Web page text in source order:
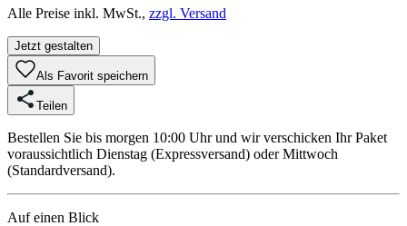
Alle Preise inkl. MwSt., zzgl. Versand
Jetzt gestalten
Als Favorit speichern
Teilen
Bestellen Sie bis morgen 10:00 Uhr und wir verschicken Ihr Paket
voraussichtlich Dienstag (Expressversand) oder Mittwoch
(Standardversand).
Auf einen Blick